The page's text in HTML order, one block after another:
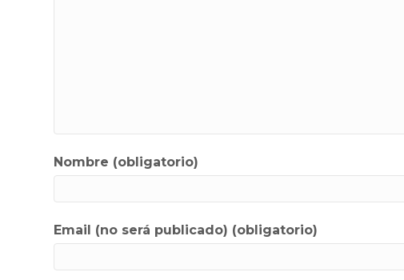
Nombre (obligatorio)
Email (no será publicado) (obligatorio)